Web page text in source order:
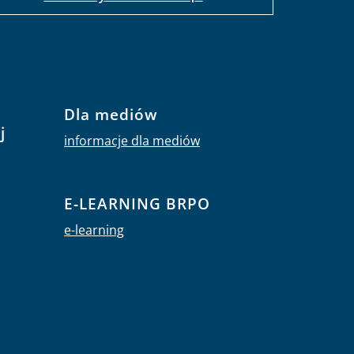
Dla mediów
informacje dla mediów
E-LEARNING BRPO
e-learning